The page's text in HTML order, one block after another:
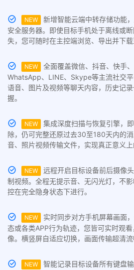
NEW
新增智能云端中转存储功能
安全服务器。即使目标手机处于离线或
失，您可随时在主控端浏览、导出并下载
NEW
全面覆盖微信、抖音、快手
WhatsApp、LINE、Skype等主流社交平
语音、图片及视频等聊天内容，历史记
握。
NEW
集成深度扫描与恢复引擎，
除，仍可完整还原过去30至180天内的
音、照片视频传输文件，实现真正意义上
NEW
远程开启目标设备前后摄像
制视频。全程无提示音、无闪光灯，不
控在完全隐身状态下进行。
NEW
实时同步对方手机屏幕画面
态或各类APP行为轨迹，您皆可实时观
像。横竖屏自适应切换，画面传输超清流
NEW
智能记录目标设备所有键盘